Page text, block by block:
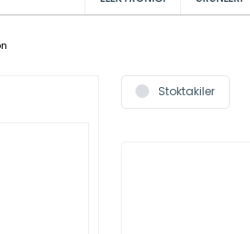
Stoktakiler